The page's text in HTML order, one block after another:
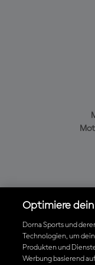
Optimiere
Dorna Sports und
Technologien, um
Produkten und
Werbung basierend